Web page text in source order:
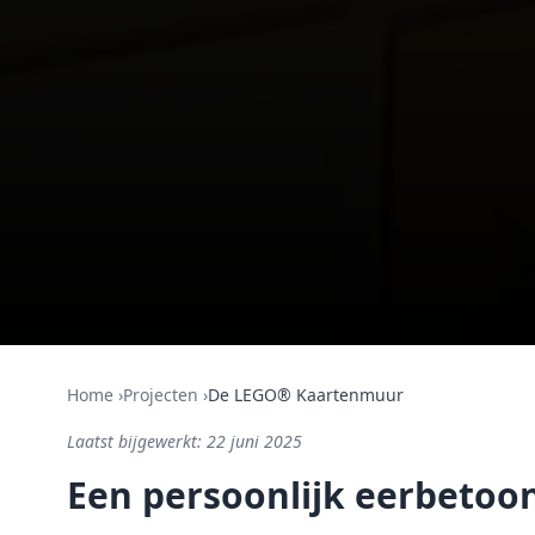
Home ›Projecten ›De LEGO® Kaartenmuur
Laatst bijgewerkt: 22 juni 2025
Een persoonlijk